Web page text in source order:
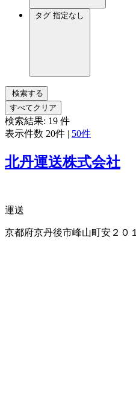
タグ 指定なし
検索する
すべてクリア
検索結果: 19 件
表示件数 20件 | 50件
北丹運送株式会社
運送
京都府京丹後市峰山町安２０１